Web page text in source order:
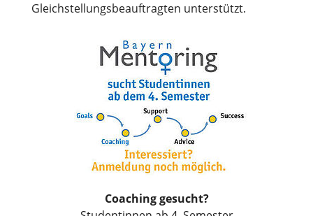
Gleichstellungsbeauftragten unterstützt.
Coaching gesucht?